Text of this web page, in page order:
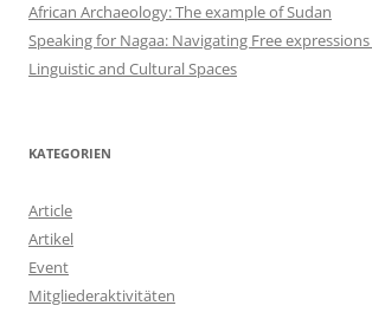
African Archaeology: The example of Sudan
Speaking for Nagaa: Navigating Free
Linguistic and Cultural Spaces
KATEGORIEN
Article
Artikel
Event
Mitgliederaktivitäten